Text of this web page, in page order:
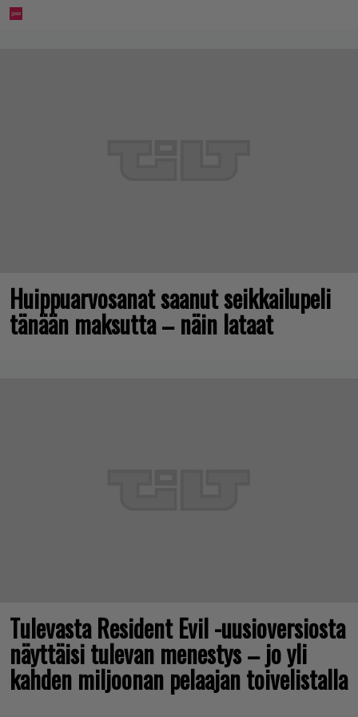
Huippuarvosanat saanut seikkailupeli
tänään maksutta – näin lataat
Tulevasta Resident Evil -uusioversiosta
näyttäisi tulevan menestys – jo yli
kahden miljoonan pelaajan toivelistalla